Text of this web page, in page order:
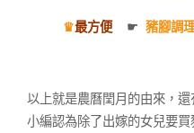
♛最方便 ☛ 豬腳調
以上就是農曆閏月的由來，
小編認為除了出嫁的女兒要